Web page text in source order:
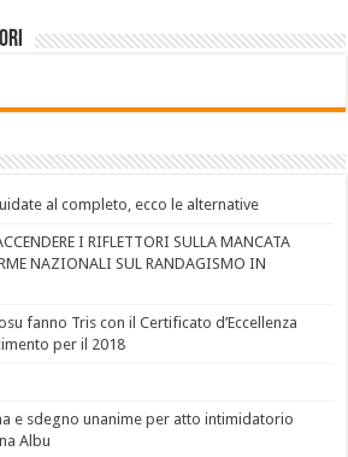
al completo, ecco le alternative
I RIFLETTORI SULLA MANCATA
NAZIONALI SUL RANDAGISMO IN
fanno Tris con il Certificato d’Eccellenza
per il 2018
e sdegno unanime per atto intimidatorio
Albu